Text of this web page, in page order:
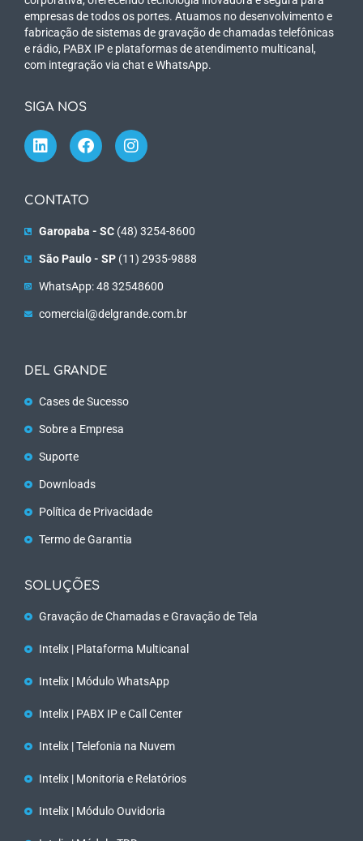
empresas de todos os portes. Atuamos no desenvolvimento e
fabricação de sistemas de gravação de chamadas telefônicas
e rádio, PABX IP e plataformas de atendimento multicanal,
com integração via chat e WhatsApp.
SIGA NOS
CONTATO
Garopaba - SC(48) 3254-8600
São Paulo - SP(11) 2935-9888
WhatsApp: 48 32548600
comercial@delgrande.com.br
DEL GRANDE
Cases de Sucesso
Sobre a Empresa
Suporte
Downloads
Política de Privacidade
Termo de Garantia
SOLUÇÕES
Gravação de Chamadas e Gravação de Tela
Intelix | Plataforma Multicanal
Intelix | Módulo WhatsApp
Intelix | PABX IP e Call Center
Intelix | Telefonia na Nuvem
Intelix | Monitoria e Relatórios
Intelix | Módulo Ouvidoria